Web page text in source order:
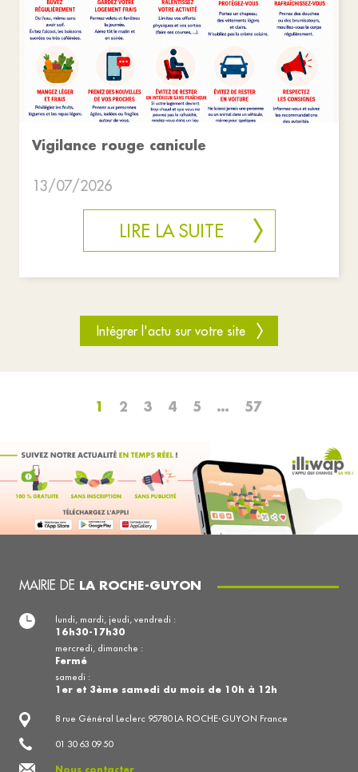
Vigilance rouge canicule
13/07/2026
LIRE LA SUITE
Intégrer l'actu sur votre site
1 2 3 4 5 … 57
MAIRIE DE LA ROCHE-GUYON
8 rue Général Leclerc 95780 LA ROCHE-GUYON France
01 30 63 09 50
Nous contacter
lundi, mardi, jeudi, vendredi :
16h30-17h30
mercredi, dimanche :
Fermé
samedi :
1er et 3ème samedi du mois de 10h à 12h